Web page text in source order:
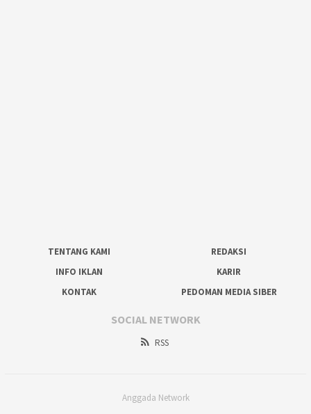
TENTANG KAMI
REDAKSI
INFO IKLAN
KARIR
KONTAK
PEDOMAN MEDIA SIBER
SOCIAL NETWORK
RSS
Anggada Network